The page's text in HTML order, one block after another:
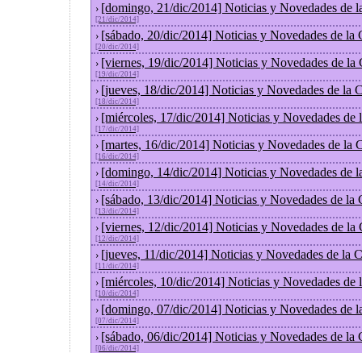
› [domingo, 21/dic/2014] Noticias y Novedades de
[21/dic/2014]
› [sábado, 20/dic/2014] Noticias y Novedades de la
[20/dic/2014]
› [viernes, 19/dic/2014] Noticias y Novedades de la
[19/dic/2014]
› [jueves, 18/dic/2014] Noticias y Novedades de la
[18/dic/2014]
› [miércoles, 17/dic/2014] Noticias y Novedades de
[17/dic/2014]
› [martes, 16/dic/2014] Noticias y Novedades de la
[16/dic/2014]
› [domingo, 14/dic/2014] Noticias y Novedades de
[14/dic/2014]
› [sábado, 13/dic/2014] Noticias y Novedades de la
[13/dic/2014]
› [viernes, 12/dic/2014] Noticias y Novedades de la
[12/dic/2014]
› [jueves, 11/dic/2014] Noticias y Novedades de la
[11/dic/2014]
› [miércoles, 10/dic/2014] Noticias y Novedades de
[10/dic/2014]
› [domingo, 07/dic/2014] Noticias y Novedades de
[07/dic/2014]
› [sábado, 06/dic/2014] Noticias y Novedades de la
[06/dic/2014]